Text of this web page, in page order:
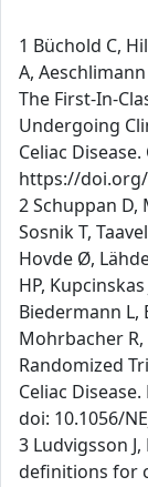
1 Büchold C,
A,
The First-In-
Undergoing
Celiac Disease.
https://doi.org/
2 Schuppan D,
Sosnik T,
Hovde Ø,
HP,
Biedermann L,
Mohrbacher R,
Randomized
Celiac Disease.
doi: 10.1056/
3 Ludvigsson J,
definitions for